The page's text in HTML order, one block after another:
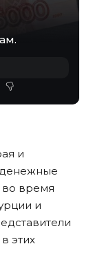
и
денежные
во время
и
этих